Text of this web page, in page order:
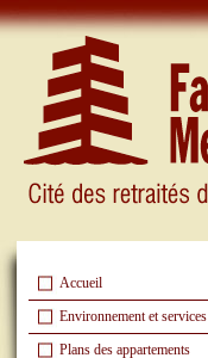
Accueil
Environnement et services
Plans des appartements